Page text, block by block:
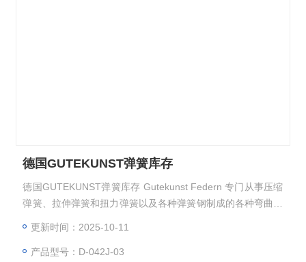
德国GUTEKUNST弹簧库存
德国GUTEKUNST弹簧库存 Gutekunst Federn 专门从事压缩
弹簧、拉伸弹簧和扭力弹簧以及各种弹簧钢制成的各种弯曲钢
更新时间：2025-10-11
产品型号：D-042J-03